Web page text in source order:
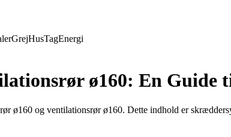
GrejHusTagEnergi
ø160: En Guide
ø160 og ventilationsrør ø160. Dette indhold er